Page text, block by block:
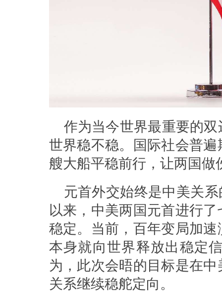
作为当今世界最重要的
世界稳不稳。国际社会普
艘大船平稳前行，让两国
元首外交始终是中美关
以来，中美两国元首进行
稳定。当前，百年变局加
本身就向世界释放出稳定
为，此次会晤的目标是在
关系继续稳舵定向。